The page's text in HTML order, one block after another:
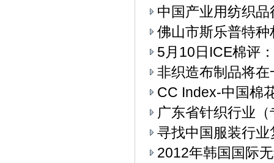
中国产业用纺织
佛山市斯乐普特
5月10日ICE棉评
非织造布制品将
CC Index-中国棉
广东省针织行业
寻找中国服装行
2012年韩国国际